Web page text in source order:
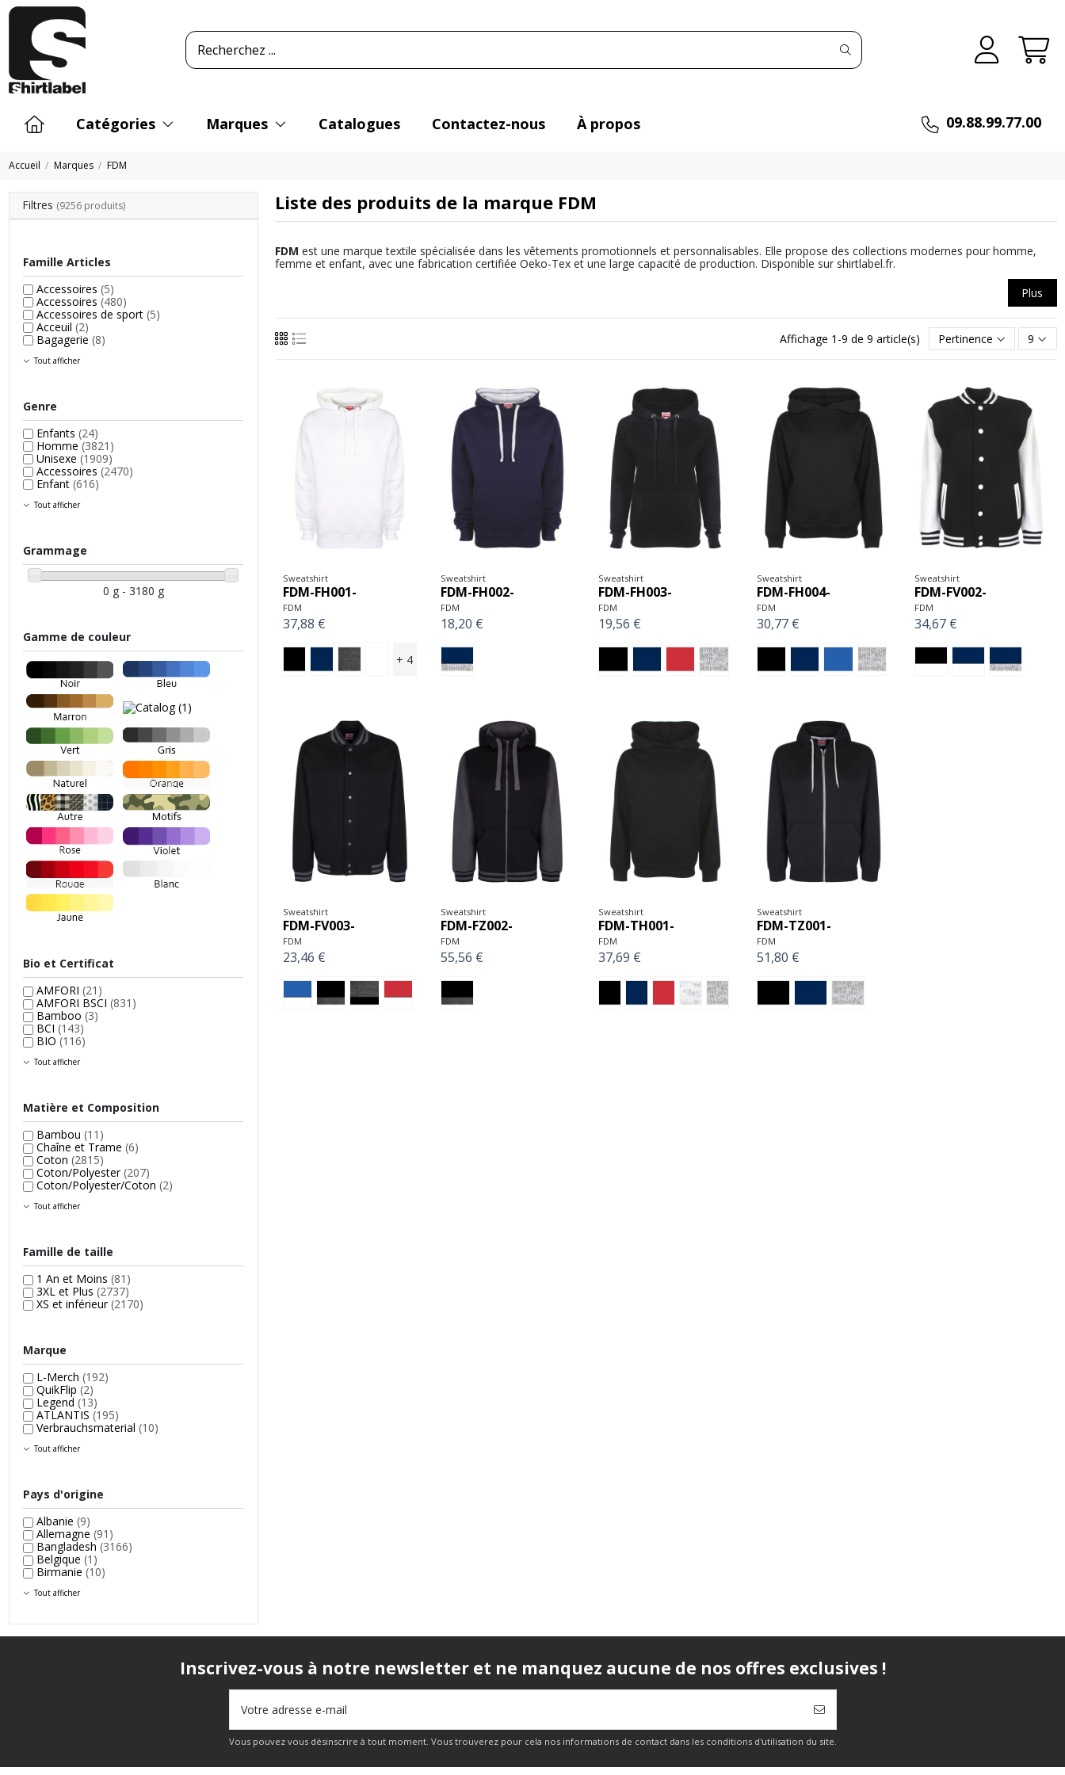
Catégories Marques Catalogues Contactez-nous À propos 09.88.99.77.00
Accueil Marques FDM
Liste des produits de la marque FDM
FDM est une marque textile spécialisée dans les vêtements promotionnels et personnalisables. Elle propose des collections modernes pour homme,
femme et enfant, avec une fabrication certifiée Oeko-Tex et une large capacité de production. Disponible sur shirtlabel.fr.
Plus
Affichage 1-9 de 9 article(s) Pertinence 9
Sweatshirt
FDM-FH001-
FDM
37,88 €
+ 4
Sweatshirt
FDM-FH002-
FDM
18,20 €
Sweatshirt
FDM-FH003-
FDM
19,56 €
Sweatshirt
FDM-FH004-
FDM
30,77 €
Sweatshirt
FDM-FV002-
FDM
34,67 €
Sweatshirt
FDM-FV003-
FDM
23,46 €
Sweatshirt
FDM-FZ002-
FDM
55,56 €
Sweatshirt
FDM-TH001-
FDM
37,69 €
Sweatshirt
FDM-TZ001-
FDM
51,80 €
Filtres (9256 produits)
Famille Articles
Accessoires (5)
Accessoires (480)
Accessoires de sport (5)
Acceuil (2)
Bagagerie (8)
Tout afficher
Genre
Enfants (24)
Homme (3821)
Unisexe (1909)
Accessoires (2470)
Enfant (616)
Tout afficher
Grammage
0 g - 3180 g
Gamme de couleur
Bio et Certificat
AMFORI (21)
AMFORI BSCI (831)
Bamboo (3)
BCI (143)
BIO (116)
Tout afficher
Matière et Composition
Bambou (11)
Chaîne et Trame (6)
Coton (2815)
Coton/Polyester(207)
Coton/Polyester/Coton (2)
Tout afficher
Famille de taille
1 An et Moins (81)
3XL et Plus (2737)
XS et inférieur(2170)
Marque
L-Merch (192)
QuikFlip (2)
Legend (13)
ATLANTIS (195)
Verbrauchsmaterial (10)
Tout afficher
Pays d'origine
Albanie (9)
Allemagne (91)
Bangladesh (3166)
Belgique (1)
Birmanie (10)
Tout afficher
Inscrivez-vous à notre newsletter et ne manquez aucune de nos offres exclusives !
Vous pouvez vous désinscrire à tout moment. Vous trouverez pour cela nos informations de contact dans les conditions d'utilisation du site.